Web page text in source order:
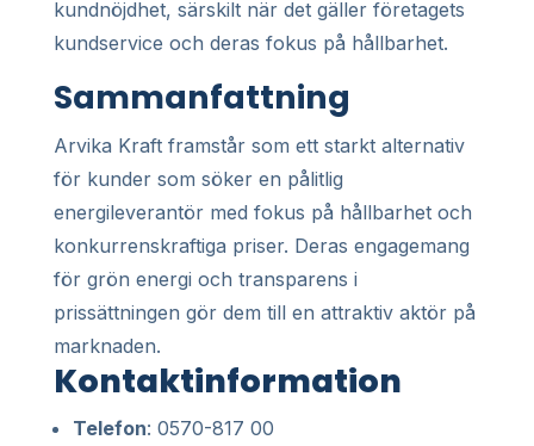
kundnöjdhet, särskilt när det gäller företagets
kundservice och deras fokus på hållbarhet.
Sammanfattning
Arvika Kraft framstår som ett starkt alternativ
för kunder som söker en pålitlig
energileverantör med fokus på hållbarhet och
konkurrenskraftiga priser. Deras engagemang
för grön energi och transparens i
prissättningen gör dem till en attraktiv aktör på
marknaden.
Kontaktinformation
Telefon: 0570-817 00